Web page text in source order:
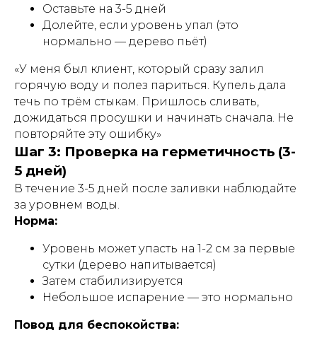
Оставьте на 3-5 дней
Долейте, если уровень упал (это
нормально — дерево пьёт)
«У меня был клиент, который сразу залил
горячую воду и полез париться. Купель дала
течь по трём стыкам. Пришлось сливать,
дожидаться просушки и начинать сначала. Не
повторяйте эту ошибку»
Шаг 3: Проверка на герметичность (3-
5 дней)
В течение 3-5 дней после заливки наблюдайте
за уровнем воды.
Норма:
Уровень может упасть на 1-2 см за первые
сутки (дерево напитывается)
Затем стабилизируется
Небольшое испарение — это нормально
Повод для беспокойства: